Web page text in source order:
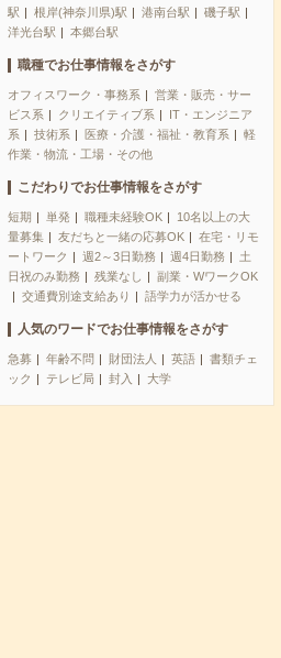
駅
根岸(神奈川県)駅 港南台駅
磯子駅
洋光台駅
本郷台駅
職種でお仕事情報をさがす
オフィスワーク・事務系
営業・販売・サー
ビス系
クリエイティブ系
IT・エンジニア
系
技術系 医療・介護・福祉・教育系
軽
作業・物流・工場・その他
こだわりでお仕事情報をさがす
短期 単発 職種未経験OK
10名以上の大
量募集
友だちと一緒の応募OK
在宅・リモ
ートワーク
週2～3日勤務 週4日勤務
土
日祝のみ勤務
残業なし
副業・WワークOK
交通費別途支給あり
語学力が活かせる
人気のワードでお仕事情報をさがす
急募 年齢不問 財団法人 英語
書類チェ
ック
テレビ局 封入 大学